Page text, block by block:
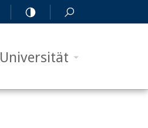
Universität